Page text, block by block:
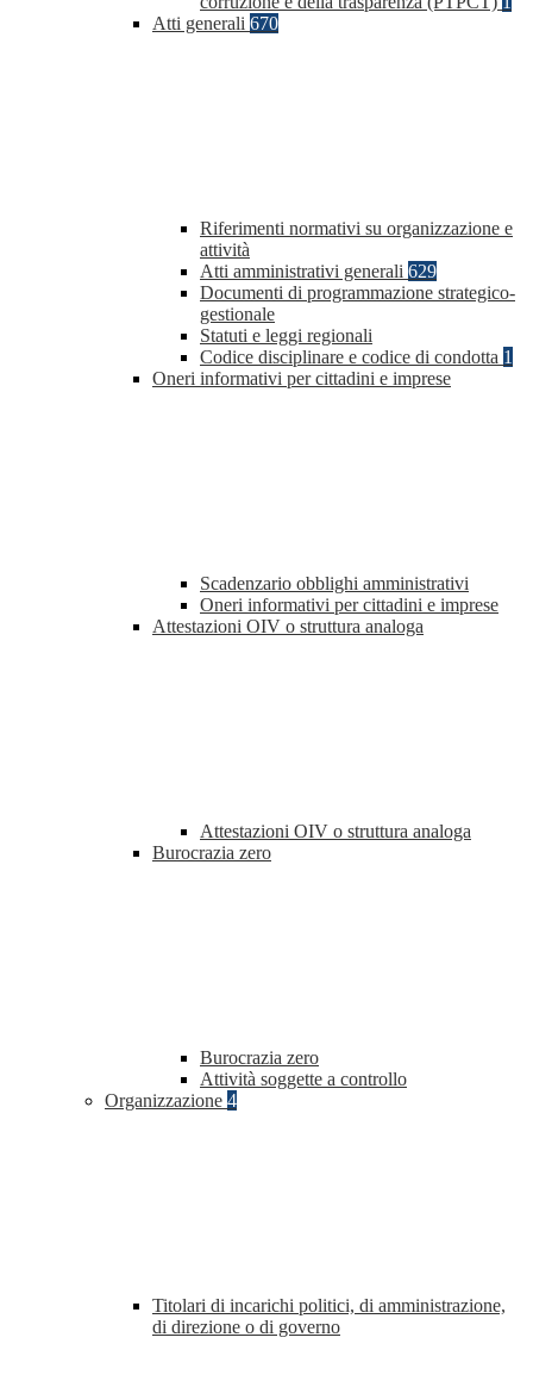
Atti generali 670
Riferimenti normativi su organizzazione e
attività
Atti amministrativi generali 629
Documenti di programmazione strategico-
gestionale
Statuti e leggi regionali
Codice disciplinare e codice di condotta 1
Oneri informativi per cittadini e imprese
Scadenzario obblighi amministrativi
Oneri informativi per cittadini e imprese
Attestazioni OIV o struttura analoga
Attestazioni OIV o struttura analoga
Burocrazia zero
Burocrazia zero
Attività soggette a controllo
Organizzazione 4
Titolari di incarichi politici, di amministrazione,
di direzione o di governo